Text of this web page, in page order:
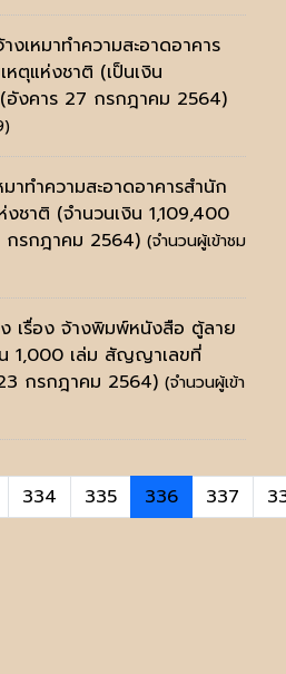
งเหมาทำความสะอาดอาคาร
ตุแห่งชาติ (เป็นเงิน
(อังคาร 27 กรกฎาคม 2564)
าทำความสะอาดอาคารสำนัก
ชาติ (จำนวนเงิน 1,109,400
กรกฎาคม 2564) (จำนวนผู้เข้าชม
เรื่อง จ้างพิมพ์หนังสือ ตู้ลาย
1,000 เล่ม สัญญาเลขที่
กรกฎาคม 2564) (จำนวนผู้เข้า
334 335 336 337